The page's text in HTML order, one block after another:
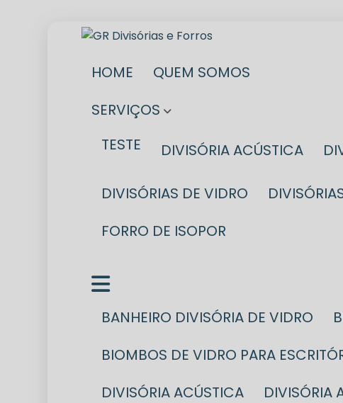
HOME
QUEM SOMOS
SERVIÇOS
TESTE
DIVISÓRIA ACÚSTICA
DIVISÓRIAS DE VIDRO
FORRO DE ISOPOR
BANHEIRO DIVISÓRIA DE VIDRO
BIOMBOS DE VIDRO PARA
DIVISÓRIA ACÚSTICA